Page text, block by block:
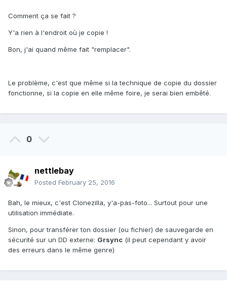
Comment ça se fait ?
Y'a rien à l'endroit où je copie !
Bon, j'ai quand même fait "remplacer".
Le problème, c'est que même si la technique de copie du dossier
fonctionne, si la copie en elle même foire, je serai bien embêté.
0
nettlebay
Posted February 25, 2016
Bah, le mieux, c'est Clonezilla, y'a-pas-foto... Surtout pour une
utilisation immédiate.
Sinon, pour transférer ton dossier (ou fichier) de sauvegarde en
sécurité sur un DD externe: Grsync (il peut cependant y avoir
des erreurs dans le même genre)